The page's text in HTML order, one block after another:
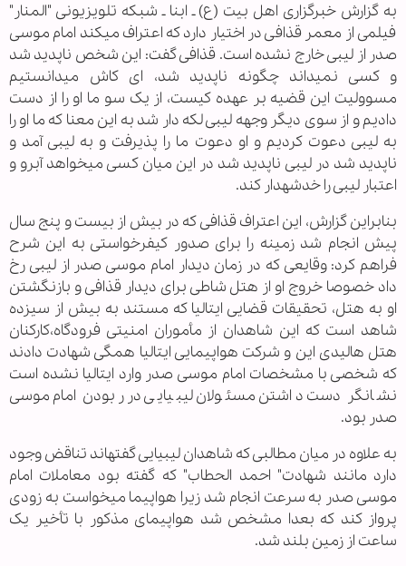
به گزارش خبرگزاری اهل بیت (ع) ـ ابنا ـ شبکه تلویزیونی "المنار"
فیلمی از معمر قذافی در اختیار دارد که اعتراف می‏کند امام موسی
صدر از لیبی خارج نشده است. قذافی گفت: این شخص ناپدید شد
و کسی نمی‏داند چگونه ناپدید شد، ای کاش می‏دانستیم
مسوولیت این قضیه بر عهده کیست، از یک سو ما او را از دست
دادیم و از سوی دیگر وجهه لیبی لکه دار شد به این معنا که ما او را
به لیبی دعوت کردیم و او دعوت ما را پذیرفت و به لیبی آمد و
ناپدید شد در لیبی ناپدید شد در این میان کسی می‏خواهد آبرو و
اعتبار لیبی را خدشه‏دار کند.
بنابراین گزارش، این اعتراف قذافی که در بیش از بیست و پنج سال
پیش انجام شد زمینه را برای صدور کیفرخواستی به این شرح
فراهم کرد: وقایعی که در زمان دیدار امام موسی صدر از لیبی رخ
داد خصوصا خروج او از هتل شاطی برای دیدار قذافی و بازنگشتن
او به هتل، تحقیقات قضایی ایتالیا که مستند به بیش از سیزده
شاهد است که این شاهدان از مأموران امنیتی فرودگاه،کارکنان
هتل هالیدی این و شرکت هواپیمایی ایتالیا همگی شهادت دادند
که شخصی با مشخصات امام موسی صدر وارد ایتالیا نشده است
نشانگر دست داشتن مسئولان لیبیایی در ربودن امام موسی
صدر بود.
به علاوه در میان مطالبی که شاهدان لیبیایی گفته‏اند تناقض وجود
دارد مانند شهادت" احمد الحطاب" که گفته بود معاملات امام
موسی صدر به سرعت انجام شد زیرا هواپیما می‏خواست به زودی
پرواز کند که بعدا مشخص شد هواپیمای مذکور با تأخیر یک
ساعت از زمین بلند شد.